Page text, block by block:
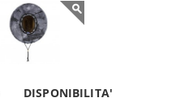
DISPONIBILITA'